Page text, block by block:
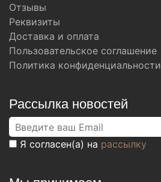
Отзывы
Реквизиты
Доставка и оплата
Пользовательское соглашение
Политика конфиденциальности
Рассылка новостей
Я согласен(а) на рассылку